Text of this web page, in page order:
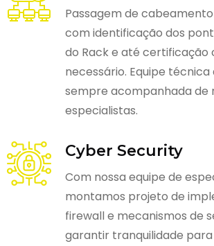
Passagem de
com identificação dos
do Rack e até certificação
necessário. Equipe técnica
sempre acompanhada de
especialistas.
Cyber Security
Com nossa equipe de
montamos projeto de
firewall e mecanismos de
garantir tranquilidade